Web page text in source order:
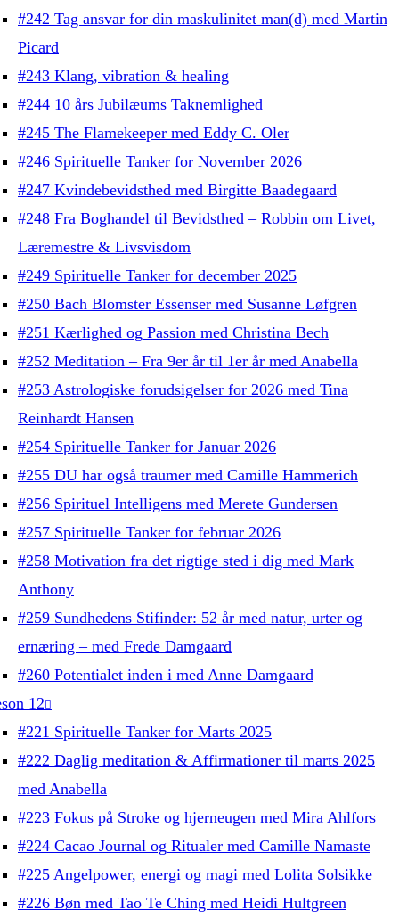
#242 Tag ansvar for din maskulinitet man(d) med Martin
Picard
#243 Klang, vibration & healing
#244 10 års Jubilæums Taknemlighed
#245 The Flamekeeper med Eddy C. Oler
#246 Spirituelle Tanker for November 2026
#247 Kvindebevidsthed med Birgitte Baadegaard
#248 Fra Boghandel til Bevidsthed – Robbin om Livet,
Læremestre & Livsvisdom
#249 Spirituelle Tanker for december 2025
#250 Bach Blomster Essenser med Susanne Løfgren
#251 Kærlighed og Passion med Christina Bech
#252 Meditation – Fra 9er år til 1er år med Anabella
#253 Astrologiske forudsigelser for 2026 med Tina
Reinhardt Hansen
#254 Spirituelle Tanker for Januar 2026
#255 DU har også traumer med Camille Hammerich
#256 Spirituel Intelligens med Merete Gundersen
#257 Spirituelle Tanker for februar 2026
#258 Motivation fra det rigtige sted i dig med Mark
Anthony
#259 Sundhedens Stifinder: 52 år med natur, urter og
ernæring – med Frede Damgaard
#260 Potentialet inden i med Anne Damgaard
12
#221 Spirituelle Tanker for Marts 2025
#222 Daglig meditation & Affirmationer til marts 2025
med Anabella
#223 Fokus på Stroke og hjerneugen med Mira Ahlfors
#224 Cacao Journal og Ritualer med Camille Namaste
#225 Angelpower, energi og magi med Lolita Solsikke
#226 Bøn med Tao Te Ching med Heidi Hultgreen